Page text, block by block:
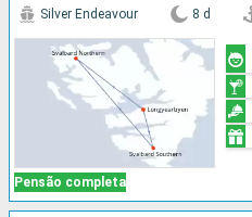
Pensão completa
Silver Endeavour 8 d